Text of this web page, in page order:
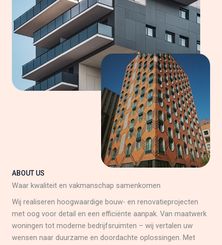
ABOUT US
Waar kwaliteit en vakmanschap samenkomen
Wij realiseren hoogwaardige bouw- en renovatieprojecten
met oog voor detail en een efficiënte aanpak. Van maatwerk
woningen tot moderne bedrijfsruimten – wij vertalen uw
wensen naar duurzame en doordachte oplossingen. Met